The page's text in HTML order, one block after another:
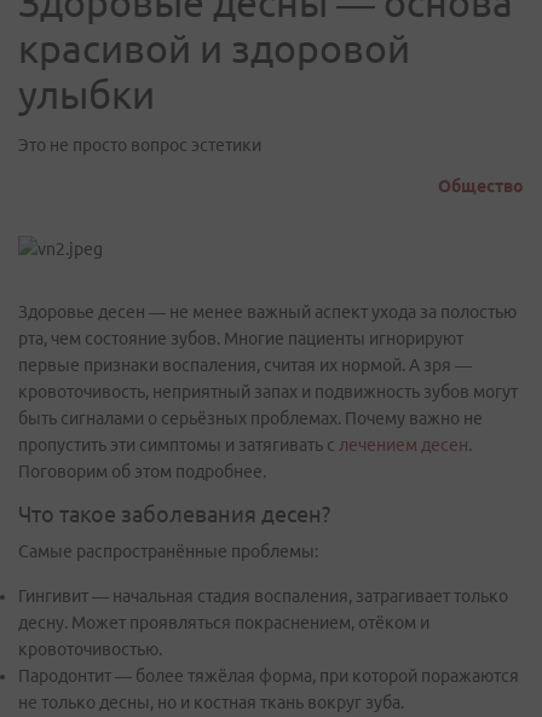
красивой и здоровой
улыбки
Это не просто вопрос эстетики
Общество
Здоровье десен — не менее важный аспект ухода за полостью
рта, чем состояние зубов. Многие пациенты игнорируют
первые признаки воспаления, считая их нормой. А зря —
кровоточивость, неприятный запах и подвижность зубов могут
быть сигналами о серьёзных проблемах. Почему важно не
пропустить эти симптомы и затягивать с лечением десен.
Поговорим об этом подробнее.
Что такое заболевания десен?
Самые распространённые проблемы:
Гингивит — начальная стадия воспаления, затрагивает только
десну. Может проявляться покраснением, отёком и
кровоточивостью.
Пародонтит — более тяжёлая форма, при которой поражаются
не только десны, но и костная ткань вокруг зуба.